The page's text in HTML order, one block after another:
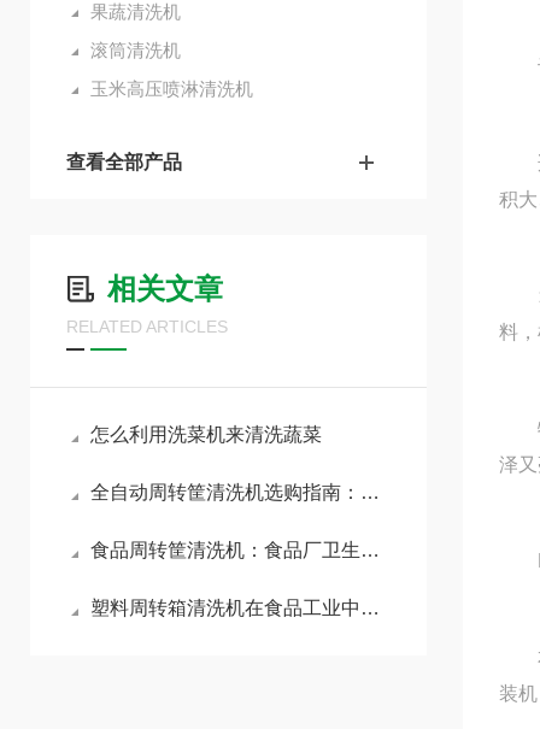
果蔬清洗机
滚筒清洗机
玉米高压喷淋清洗机
查看全部产品
相关文章
RELATED ARTICLES
怎么利用洗菜机来清洗蔬菜
全自动周转筐清洗机选购指南：核心参数与避坑要点全解析
食品周转筐清洗机：食品厂卫生清洗解决方案
塑料周转箱清洗机在食品工业中的重要性
设
适
积
料
特
泽
本
装